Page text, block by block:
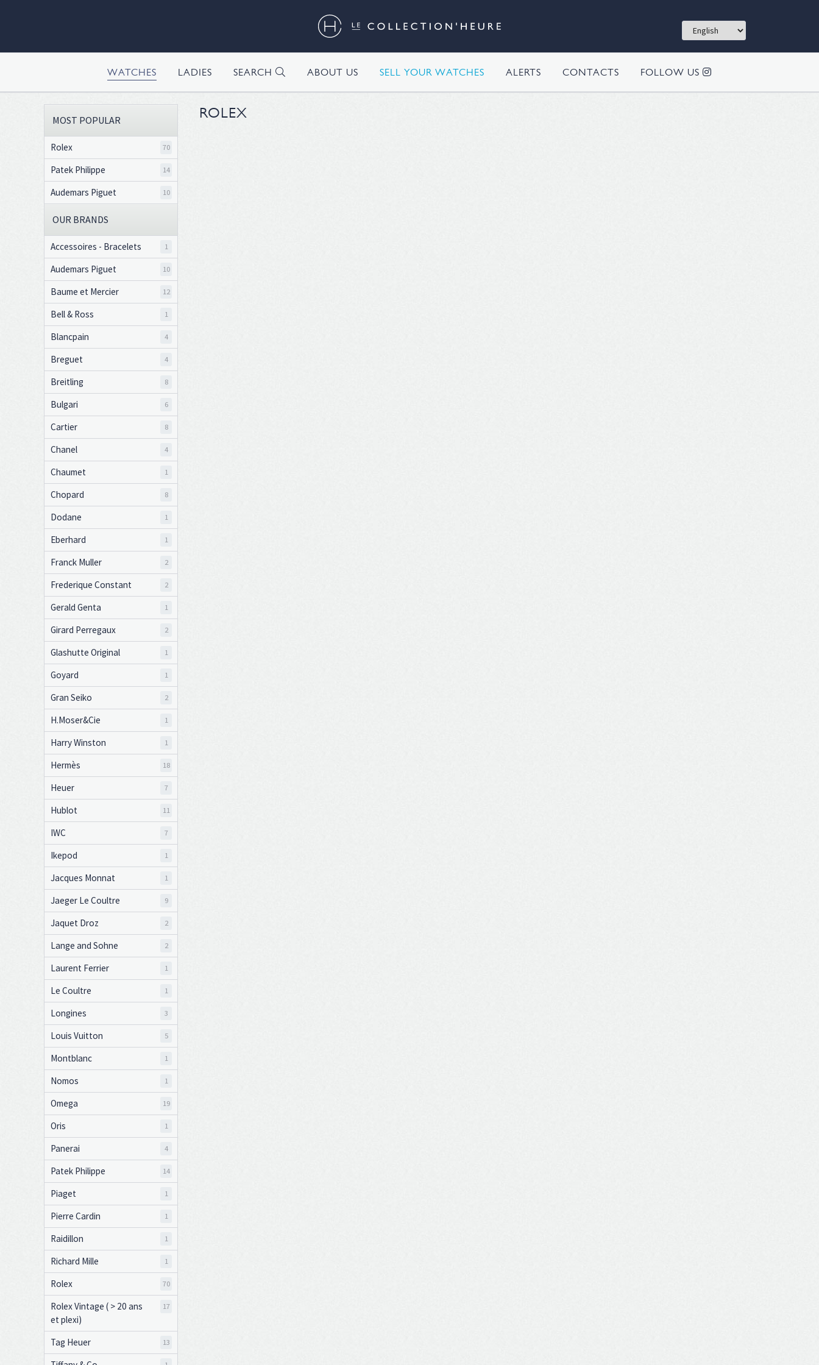
WATCHES LADIES SEARCH ABOUT US SELL YOUR WATCHES ALERTS CONTACTS FOLLOW US
MOST POPULAR
Rolex 70
Patek Philippe 14
Audemars Piguet 10
OUR BRANDS
Accessoires - Bracelets 1
Audemars Piguet 10
Baume et Mercier 12
Bell & Ross 1
Blancpain 4
Breguet 4
Breitling 8
Bulgari 6
Cartier 8
Chanel 4
Chaumet 1
Chopard 8
Dodane 1
Eberhard 1
Franck Muller 2
Frederique Constant 2
Gerald Genta 1
Girard Perregaux 2
Glashutte Original 1
Goyard 1
Gran Seiko 2
H.Moser&Cie 1
Harry Winston 1
Hermès 18
Heuer 7
Hublot 11
IWC 7
Ikepod 1
Jacques Monnat 1
Jaeger Le Coultre 9
Jaquet Droz 2
Lange and Sohne 2
Laurent Ferrier 1
Le Coultre 1
Longines 3
Louis Vuitton 5
Montblanc 1
Nomos 1
Omega 19
Oris 1
Panerai 4
Patek Philippe 14
Piaget 1
Pierre Cardin 1
Raidillon 1
Richard Mille 1
Rolex 70
Rolex Vintage ( > 20 ans
et plexi)
17
Tag Heuer 13
ROLEX